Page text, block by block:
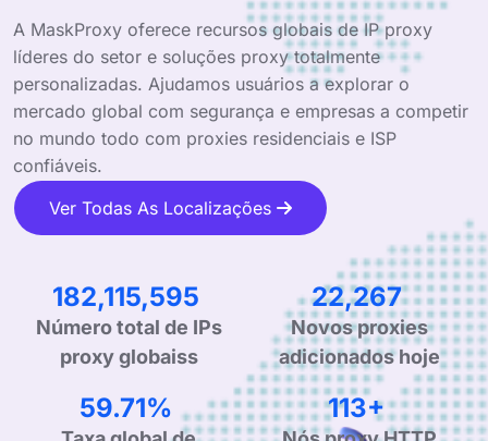
A MaskProxy oferece recursos globais de IP proxy
líderes do setor e soluções proxy totalmente
personalizadas. Ajudamos usuários a explorar o
mercado global com segurança e empresas a competir
no mundo todo com proxies residenciais e ISP
confiáveis.
Ver Todas As Localizações
295,462,684
Número total de IPs
proxy globaiss
36,126
Novos proxies
adicionados hoje
97.61% 185+